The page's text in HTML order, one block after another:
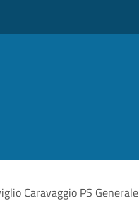
Caravaggio PS Generale